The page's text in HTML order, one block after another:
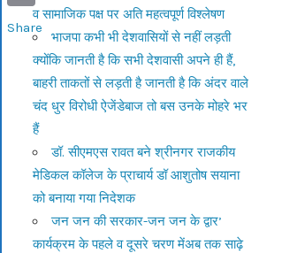
व सामाजिक पक्ष पर अति महत्वपूर्ण विश्लेषण
भाजपा कभी भी देशवासियों से नहीं लड़ती
क्योंकि जानती है कि सभी देशवासी अपने ही हैं,
बाहरी ताकतों से लड़ती है जानती है कि अंदर वाले
चंद धुर विरोधी ऐजेंडेबाज तो बस उनके मोहरे भर
हैं
डॉ. सीएमएस रावत बने श्रीनगर राजकीय
मेडिकल कॉलेज के प्राचार्य डॉ आशुतोष सयाना
को बनाया गया निदेशक
जन जन की सरकार-जन जन के द्वार’
कार्यक्रम के पहले व दूसरे चरण मेंअब तक साढ़े
Email
Share